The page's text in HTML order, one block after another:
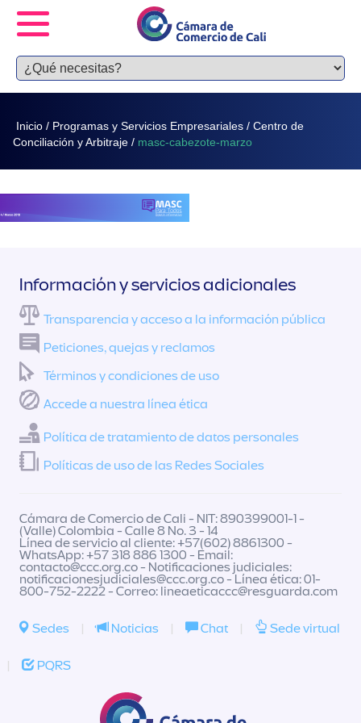
Inicio / Programas y Servicios Empresariales / Centro de
Conciliación y Arbitraje / masc-cabezote-marzo
Información y servicios adicionales
Transparencia y acceso a la información pública
Peticiones, quejas y reclamos
Términos y condiciones de uso
Accede a nuestra línea ética
Política de tratamiento de datos personales
Políticas de uso de las Redes Sociales
Cámara de Comercio de Cali - NIT: 890399001-1 -
(Valle) Colombia - Calle 8 No. 3 - 14
Línea de servicio al cliente: +57(602) 8861300 -
WhatsApp: +57 318 886 1300 - Email:
contacto@ccc.org.co- Notificaciones judiciales:
notificacionesjudiciales@ccc.org.co- Línea ética: 01-
800-752-2222 - Correo: lineaeticaccc@resguarda.com
Sedes | Noticias | Chat | Sede virtual
| PQRS